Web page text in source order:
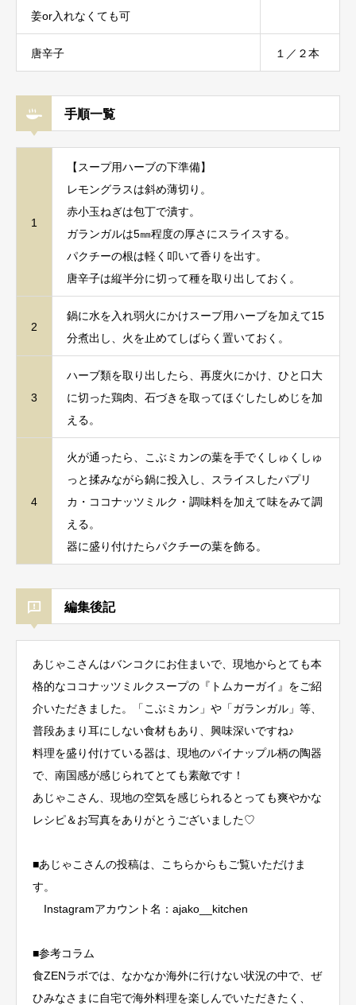
姜or入れなくても可
唐辛子 １／２本
手順一覧
1
【スープ用ハーブの下準備】
レモングラスは斜め薄切り。
赤小玉ねぎは包丁で潰す。
ガランガルは5㎜程度の厚さにスライスする。
パクチーの根は軽く叩いて香りを出す。
唐辛子は縦半分に切って種を取り出しておく。
2
鍋に水を入れ弱火にかけスープ用ハーブを加えて15
分煮出し、火を止めてしばらく置いておく。
3
ハーブ類を取り出したら、再度火にかけ、ひと口大
に切った鶏肉、石づきを取ってほぐしたしめじを加
える。
4
火が通ったら、こぶミカンの葉を手でくしゅくしゅ
っと揉みながら鍋に投入し、スライスしたパプリ
カ・ココナッツミルク・調味料を加えて味をみて調
える。
器に盛り付けたらパクチーの葉を飾る。
編集後記
あじゃこさんはバンコクにお住まいで、現地からとても本
格的なココナッツミルクスープの『トムカーガイ』をご紹
介いただきました。「こぶミカン」や「ガランガル」等、
普段あまり耳にしない食材もあり、興味深いですね♪
料理を盛り付けている器は、現地のパイナップル柄の陶器
で、南国感が感じられてとても素敵です！
あじゃこさん、現地の空気を感じられるとっても爽やかな
レシピ＆お写真をありがとうございました♡
■あじゃこさんの投稿は、こちらからもご覧いただけま
す。
Instagramアカウント名：ajako__kitchen
■参考コラム
食ZENラボでは、なかなか海外に行けない状況の中で、ぜ
ひみなさまに自宅で海外料理を楽しんでいただきたく、